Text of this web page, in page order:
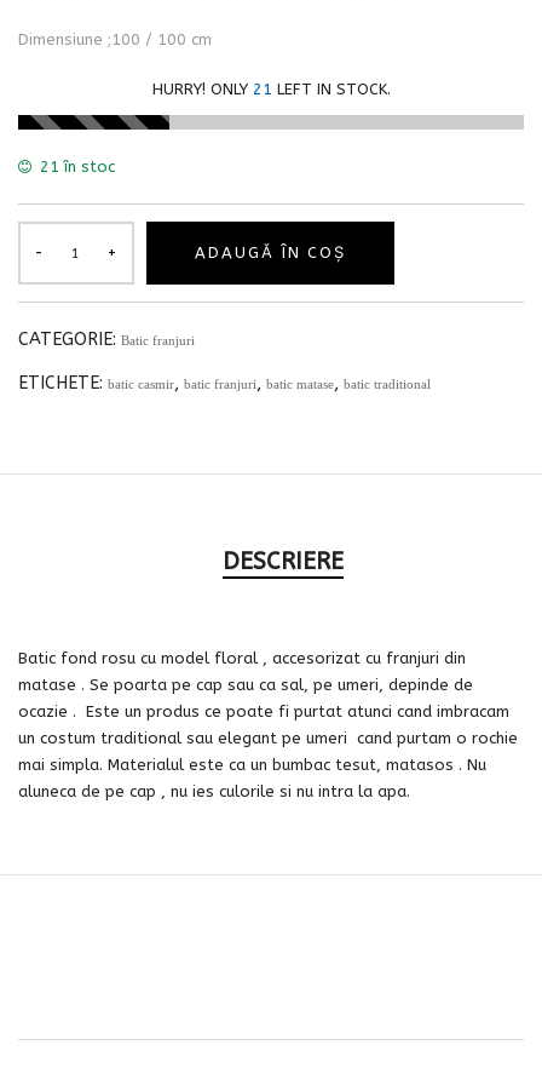
Dimensiune ;100 / 100 cm
HURRY! ONLY 21 LEFT IN STOCK.
21 în stoc
ADAUGĂ ÎN COȘ
CATEGORIE: Batic franjuri
ETICHETE: batic casmir, batic franjuri, batic matase, batic traditional
DESCRIERE
Batic fond rosu cu model floral , accesorizat cu franjuri din
matase . Se poarta pe cap sau ca sal, pe umeri, depinde de
ocazie . Este un produs ce poate fi purtat atunci cand imbracam
un costum traditional sau elegant pe umeri cand purtam o rochie
mai simpla. Materialul este ca un bumbac tesut, matasos . Nu
aluneca de pe cap , nu ies culorile si nu intra la apa.